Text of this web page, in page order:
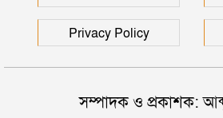
Privacy Policy
সম্পাদক ও প্রকাশক: